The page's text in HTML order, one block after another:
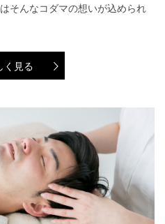
そんなコダマの想いが込められ
く見る